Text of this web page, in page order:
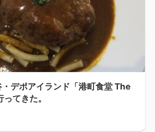
・デポアイランド「港町食堂 The
てきた。